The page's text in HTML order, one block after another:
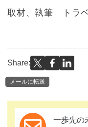
取材、執筆 トラ
Share:
メールに転送
一歩先の